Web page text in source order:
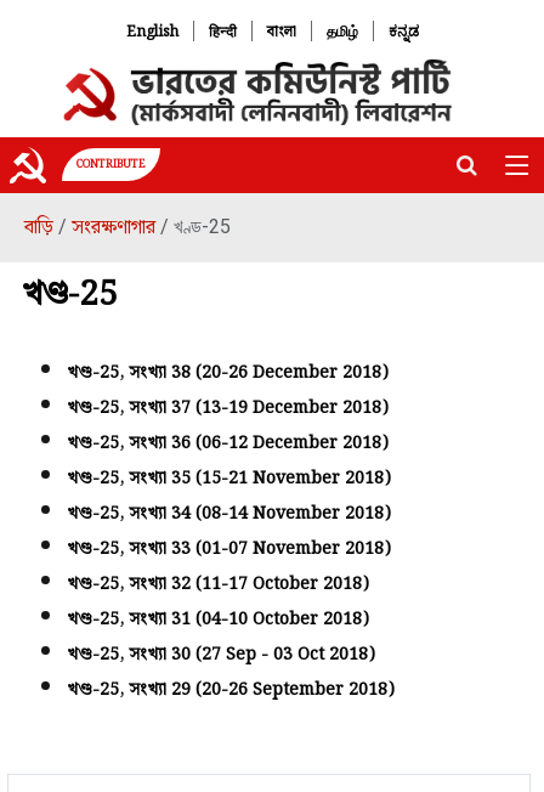
English | हिन्दी | বাংলা | தமிழ் | ಕನ್ನಡ
CONTRIBUTE
বাড়ি / সংরক্ষণাগার/ খণ্ড-25
খণ্ড-25
খণ্ড-25, সংখ্যা 38 (20-26 December 2018)
খণ্ড-25, সংখ্যা 37 (13-19 December 2018)
খণ্ড-25, সংখ্যা 36 (06-12 December 2018)
খণ্ড-25, সংখ্যা 35 (15-21 November 2018)
খণ্ড-25, সংখ্যা 34 (08-14 November 2018)
খণ্ড-25, সংখ্যা 33 (01-07 November 2018)
খণ্ড-25, সংখ্যা 32 (11-17 October 2018)
খণ্ড-25, সংখ্যা 31 (04-10 October 2018)
খণ্ড-25, সংখ্যা 30 (27 Sep - 03 Oct 2018)
খণ্ড-25, সংখ্যা 29 (20-26 September 2018)